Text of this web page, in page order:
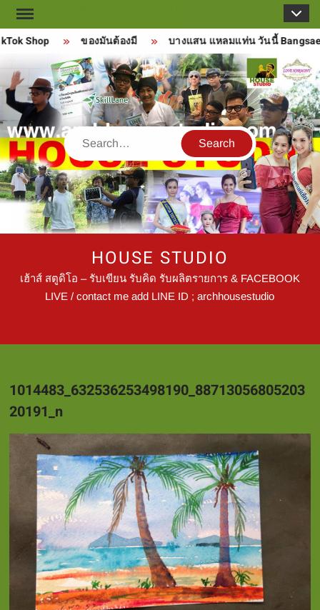
Skip
to
content
Shop ของมันต้องมี บางแสน แหลมแท่น วันนี้
Search
HOUSE STUDIO
เฮ้าส์ สตูดิโอ – รับเขียน รับคิด รับผลิตรายการ & FACEBOOK
LIVE / contact me add LINE ID ; archhousestudio
1014483_632536253498190_88713056805203
20191_n